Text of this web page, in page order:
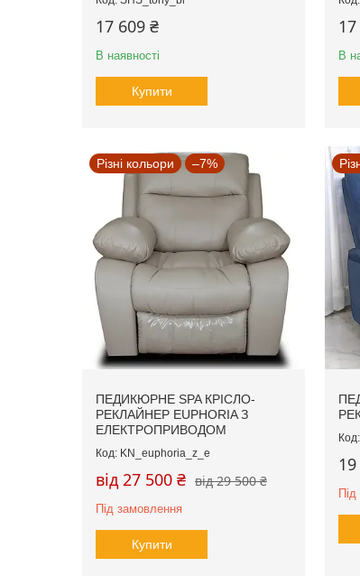
17 609 ₴
В наявності
Купити
В
Різні кольори –7%
ПЕДИКЮРНЕ SPA КРІСЛО-
РЕКЛАЙНЕР EUPHORIA З
ЕЛЕКТРОПРИВОДОМ
KN_euphoria_z_e
від 29 500 ₴
від 27 500 ₴
Під замовлення
Купити